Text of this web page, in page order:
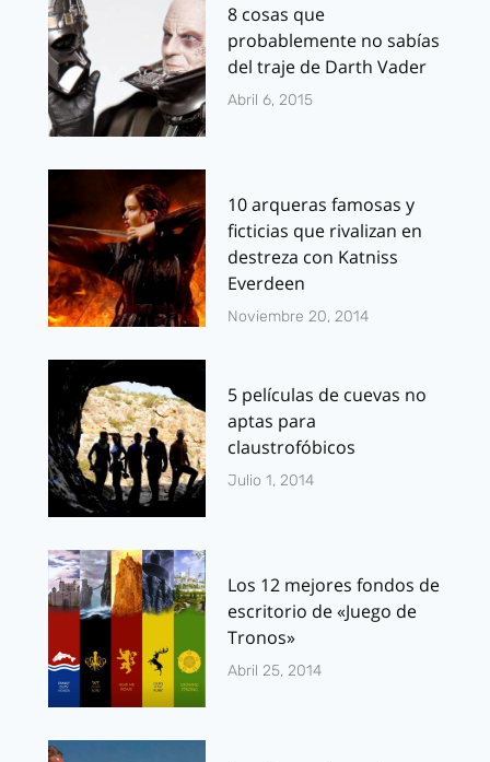
8 cosas que
probablemente no sabías
del traje de Darth Vader
Abril 6, 2015
10 arqueras famosas y
ficticias que rivalizan en
destreza con Katniss
Everdeen
Noviembre 20, 2014
5 películas de cuevas no
aptas para
claustrofóbicos
Julio 1, 2014
Los 12 mejores fondos de
escritorio de «Juego de
Tronos»
Abril 25, 2014